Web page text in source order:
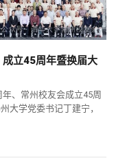
立45周年暨换届大
、常州校友会成立45周
大学党委书记丁建宁，